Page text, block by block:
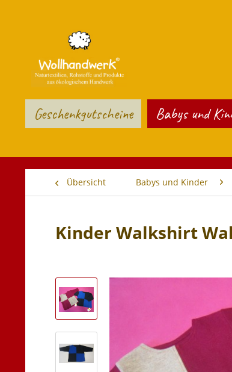
Geschenkgutscheine Babys und
Übersicht Babys und Kinder
Kinder Walkshirt